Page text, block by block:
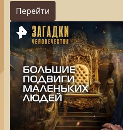
Перейти